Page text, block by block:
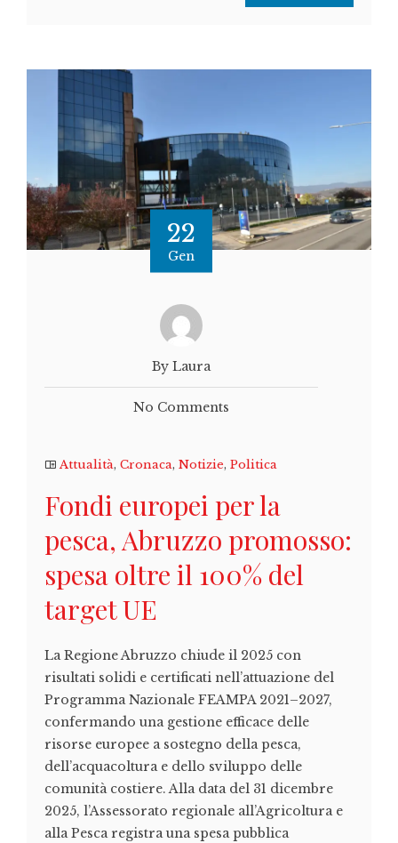
22
Gen
By Laura
No Comments
Attualità, Cronaca, Notizie, Politica
Fondi europei per la
pesca, Abruzzo promosso:
spesa oltre il 100% del
target UE
La Regione Abruzzo chiude il 2025 con
risultati solidi e certificati nell’attuazione del
Programma Nazionale FEAMPA 2021–2027,
confermando una gestione efficace delle
risorse europee a sostegno della pesca,
dell’acquacoltura e dello sviluppo delle
comunità costiere. Alla data del 31 dicembre
2025, l’Assessorato regionale all’Agricoltura e
alla Pesca registra una spesa pubblica